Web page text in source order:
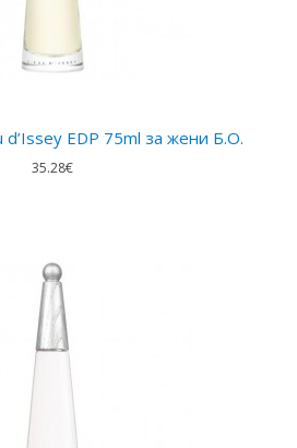
d’Issey EDP 75ml за жени Б.О.
35.28€